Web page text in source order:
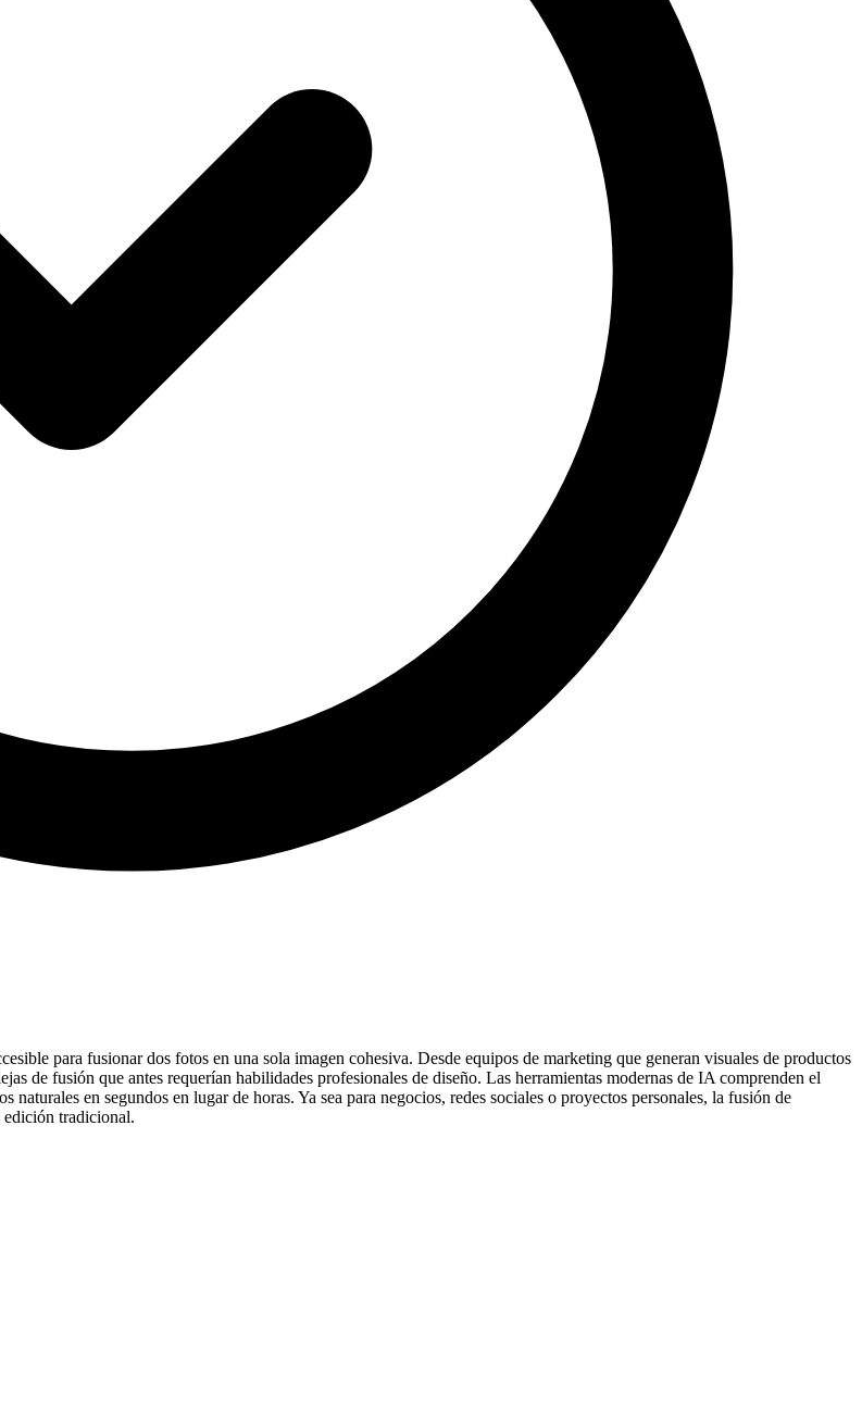
para fusionar dos fotos en una sola imagen cohesiva. Desde equipos de marketing que generan visuales de productos
de fusión que antes requerían habilidades profesionales de diseño. Las herramientas modernas de IA comprenden el
en segundos en lugar de horas. Ya sea para negocios, redes sociales o proyectos personales, la fusión de
edición tradicional.